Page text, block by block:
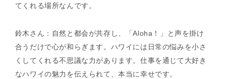
てくれる場所なんです。
鈴木さん：自然と都会が共存し、「Aloha！」と声を掛け
合うだけで心が和らぎます。ハワイには日常の悩みを小さ
くしてくれる不思議な力があります。仕事を通じて大好き
なハワイの魅力を伝えられて、本当に幸せです。